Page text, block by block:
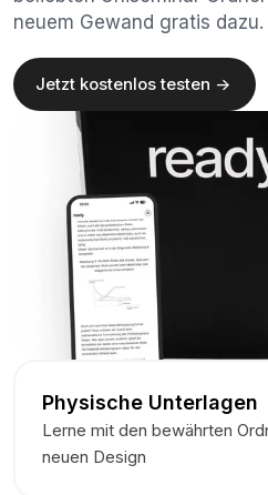
neuem Gewand gratis dazu.
Jetzt kostenlos testen ->
Physische Unterlagen
Lerne mit den bewährten
neuen Design